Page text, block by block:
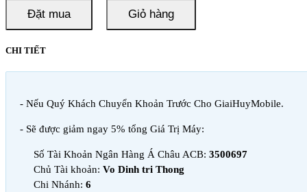
Đặt mua Giỏ hàng
CHI TIẾT
- Nếu Quý Khách Chuyển Khoản Trước Cho GiaiHuyMobile.
- Sẽ được giảm ngay 5% tổng Giá Trị Máy:
Số Tài Khoản Ngân Hàng Á Châu ACB: 3500697
Chủ Tài khoản: Vo Dinh tri Thong
Chi Nhánh: 6